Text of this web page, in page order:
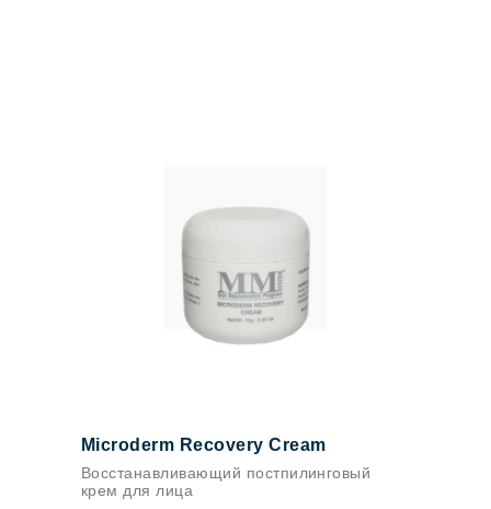
Microderm Recovery Cream
Восстанавливающий постпилинговый
крем для лица